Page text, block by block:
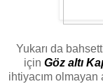
Yukarı da
için Göz altı
ihtiyacım